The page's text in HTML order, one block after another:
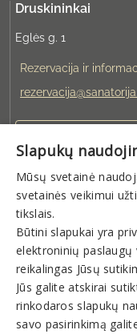
Druskininkai
Eglės g. 1
Rezervacija ir
Galite rezervuoti:
I-V 8:00-19:00
Naujienlaiškis
Slapukų
Mūsų svetainė
svetainės veikimui
tikslais.
Būtini slapukai yra
elektroninių paslaugų
reikalingas Jūsų
Jūs galite atskirai
rinkodaros slapukų
savo pasirinkimą